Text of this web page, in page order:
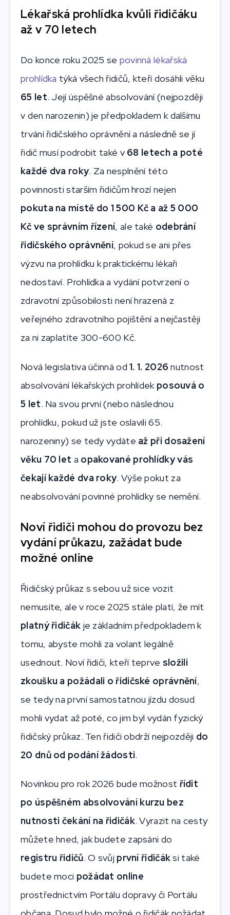
Lékařská prohlídka kvůli řidičáku
až v 70 letech
Do konce roku 2025 se povinná lékařská
prohlídka týká všech řidičů, kteří dosáhli věku
65 let. Její úspěšné absolvování (nejpozději
v den narozenin) je předpokladem k dalšímu
trvání řidičského oprávnění a následně se jí
řidič musí podrobit také v 68 letech a poté
každé dva roky. Za nesplnění této
povinnosti starším řidičům hrozí nejen
pokuta na místě do 1 500 Kč a až 5 000
Kč ve správním řízení, ale také odebrání
řidičského oprávnění, pokud se ani přes
výzvu na prohlídku k praktickému lékaři
nedostaví. Prohlídka a vydání potvrzení o
zdravotní způsobilosti není hrazená z
veřejného zdravotního pojištění a nejčastěji
za ni zaplatíte 300-600 Kč.
Nová legislativa účinná od 1. 1. 2026nutnost
absolvování lékařských prohlídek posouvá o
5 let. Na svou první (nebo následnou
prohlídku, pokud už jste oslavili 65.
narozeniny) se tedy vydáte až při dosažení
věku 70 let a opakované prohlídky vás
čekají každé dva roky. Výše pokut za
neabsolvování povinné prohlídky se nemění.
Noví řidiči mohou do provozu bez
vydání průkazu, zažádat bude
možné online
Řidičský průkaz s sebou už sice vozit
nemusíte, ale v roce 2025 stále platí, že mít
platný řidičák je základním předpokladem k
tomu, abyste mohli za volant legálně
usednout. Noví řidiči, kteří teprve složili
zkoušku a požádali o řidičské oprávnění,
se tedy na první samostatnou jízdu dosud
mohli vydat až poté, co jim byl vydán fyzický
řidičský průkaz. Ten řidiči obdrží nejpozději do
20 dnů od podání žádosti.
Novinkou pro rok 2026 bude možnost řídit
po úspěšném absolvování kurzu bez
nutnosti čekání na řidičák. Vyrazit na cesty
můžete hned, jak budete zapsáni do
registru řidičů. O svůj první řidičáksi také
budete moci požádat online
prostřednictvím Portálu dopravy či Portálu